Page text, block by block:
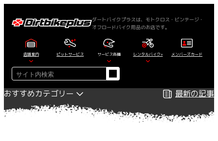
ダートバイクプラスは、モトクロス・ビンテージ・
オフロードバイク用品のお店です。
店舗案内 ピットサービス サービス各種 レンタルバイク+ メンバーズカード
検
索
おすすめカテゴリー
最新の記事